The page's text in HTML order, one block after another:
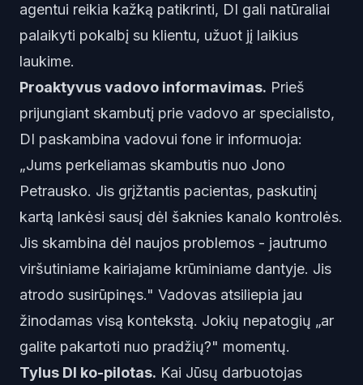
agentui reikia kažką patikrinti, DI gali natūraliai
palaikyti pokalbį su klientu, užuot jį laikius
laukime.
Proaktyvus vadovo informavimas. Prieš
prijungiant skambutį prie vadovo ar specialisto,
DI paskambina vadovui fone ir informuoja:
„Jums perkeliamas skambutis nuo Jono
Petrausko. Jis grįžtantis pacientas, paskutinį
kartą lankėsi sausį dėl šaknies kanalo kontrolės.
Jis skambina dėl naujos problemos - jautrumo
viršutiniame kairiajame krūminiame dantyje. Jis
atrodo susirūpinęs." Vadovas atsiliepia jau
žinodamas visą kontekstą. Jokių nepatogių „ar
galite pakartoti nuo pradžių?" momentų.
Tylus DI ko-pilotas. Kai Jūsų darbuotojas